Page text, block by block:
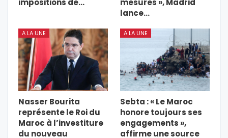
impositions de…
mesures », Madrid
lance…
A LA UNE
Nasser Bourita
représente le Roi du
Maroc à l’investiture
du nouveau
A LA UNE
Sebta : « Le Maroc
honore toujours ses
engagements »,
affirme une source